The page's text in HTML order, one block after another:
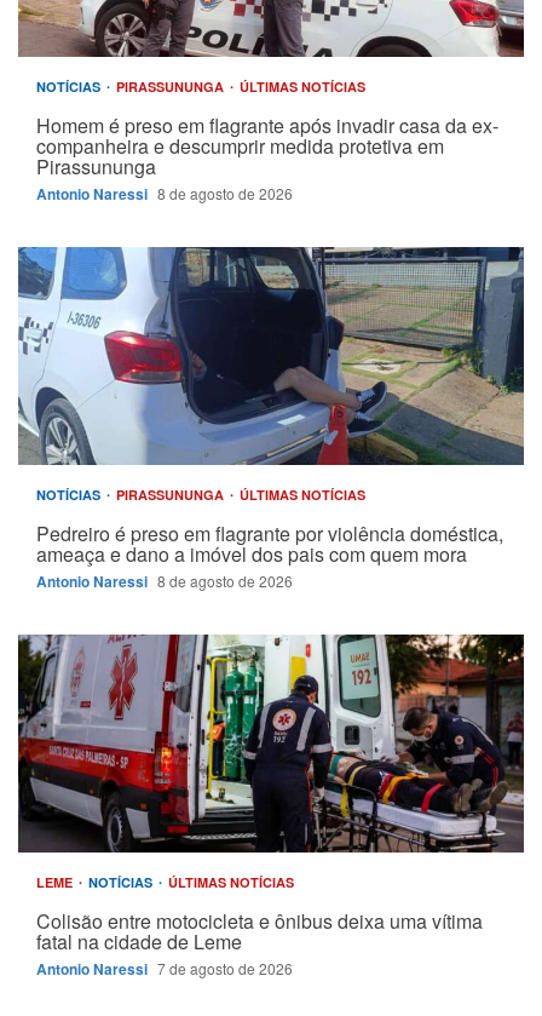
NOTÍCIAS PIRASSUNUNGA ÚLTIMAS NOTÍCIAS
Homem é preso em flagrante após invadir casa da ex-
companheira e descumprir medida protetiva em
Pirassununga
Antonio Naressi 8 de agosto de 2026
NOTÍCIAS PIRASSUNUNGA ÚLTIMAS NOTÍCIAS
Pedreiro é preso em flagrante por violência doméstica,
ameaça e dano a imóvel dos pais com quem mora
Antonio Naressi 8 de agosto de 2026
LEME NOTÍCIAS ÚLTIMAS NOTÍCIAS
Colisão entre motocicleta e ônibus deixa uma vítima
fatal na cidade de Leme
Antonio Naressi 7 de agosto de 2026